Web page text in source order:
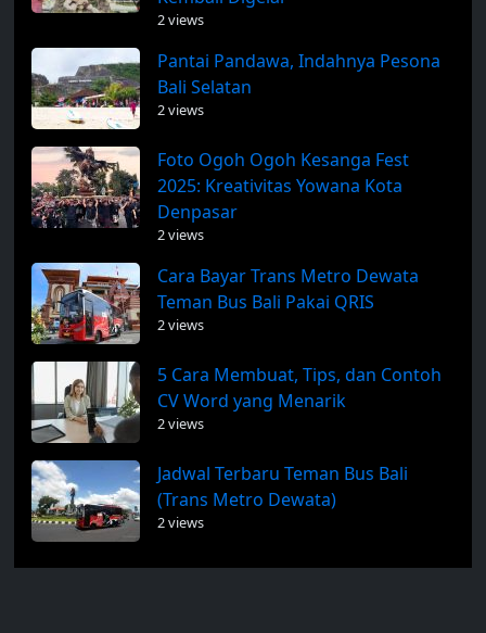
2 views
Pantai Pandawa, Indahnya Pesona
Bali Selatan
2 views
Foto Ogoh Ogoh Kesanga Fest
2025: Kreativitas Yowana Kota
Denpasar
2 views
Cara Bayar Trans Metro Dewata
Teman Bus Bali Pakai QRIS
2 views
5 Cara Membuat, Tips, dan Contoh
CV Word yang Menarik
2 views
Jadwal Terbaru Teman Bus Bali
(Trans Metro Dewata)
2 views